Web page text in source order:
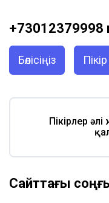
+73012379998
Бөлісіңіз
Пікірлер әлі
Сайттағы